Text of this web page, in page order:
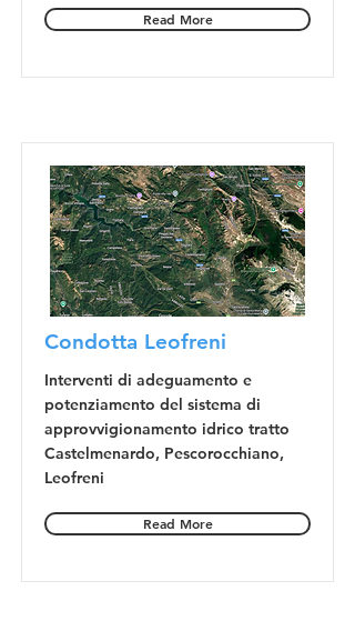
Read More
Condotta Leofreni
Interventi di adeguamento e
potenziamento del sistema di
approvvigionamento idrico tratto
Castelmenardo, Pescorocchiano,
Leofreni
Read More